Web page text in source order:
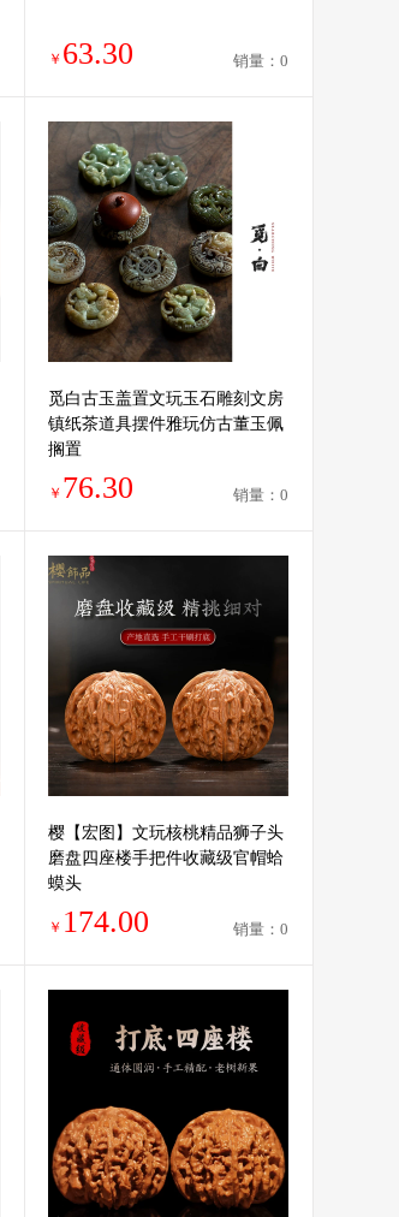
￥ 63.30 销量：0
觅白古玉盖置文玩玉石雕刻文房
镇纸茶道具摆件雅玩仿古董玉佩
搁置
￥ 76.30 销量：0
樱【宏图】文玩核桃精品狮子头
磨盘四座楼手把件收藏级官帽蛤
蟆头
￥ 174.00 销量：0